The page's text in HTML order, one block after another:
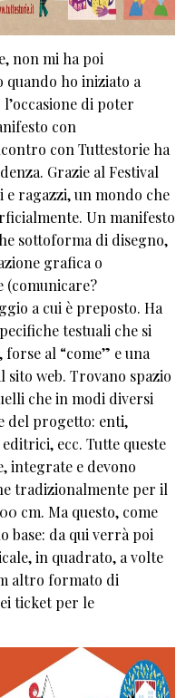
non mi ha poi
ho iniziato a
di poter
con
con Tuttestorie ha
Grazie al Festival
ragazzi, un mondo che
Un manifesto
sottoforma di disegno,
grafica o
(comunicare?
a cui è preposto. Ha
testuali che si
al “come” e una
sito web. Trovano spazio
che in modi diversi
del progetto: enti,
ecc. Tutte queste
integrate e devono
tradizionalmente per il
cm. Ma questo, come
base: da qui verrà poi
in quadrato, a volte
altro formato di
ticket per le